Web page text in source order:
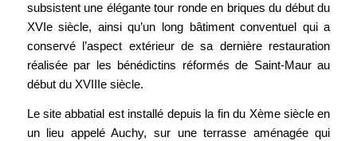
subsistent une élégante tour ronde en briques du début du
XVIe siècle, ainsi qu’un long bâtiment conventuel qui a
conservé l’aspect extérieur de sa dernière restauration
réalisée par les bénédictins réformés de Saint-Maur au
début du XVIIIe siècle.
Le site abbatial est installé depuis la fin du Xème siècle en
un lieu appelé Auchy, sur une terrasse aménagée qui